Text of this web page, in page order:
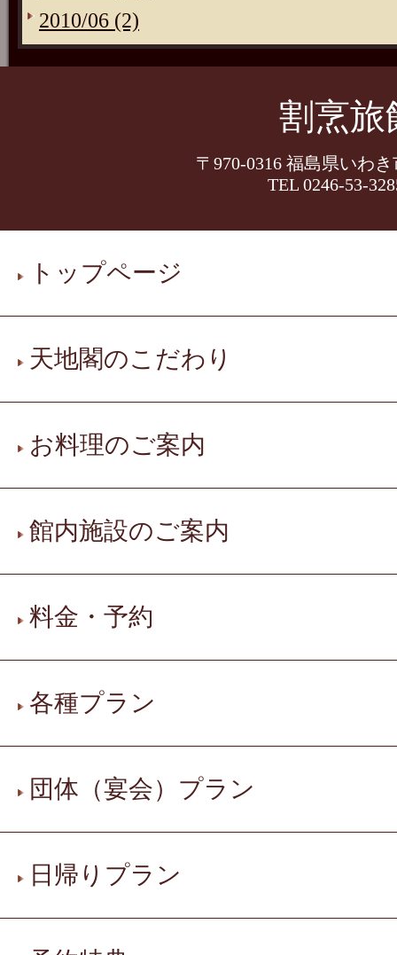
2010/06 (2)
割烹旅
〒970-0316 福島県いわ
TEL 0246-53-
トップページ
天地閣のこだわり
お料理のご案内
館内施設のご案内
料金・予約
各種プラン
団体（宴会）プラン
日帰りプラン